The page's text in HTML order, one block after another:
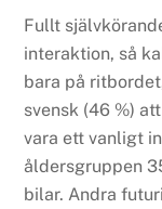
Fullt
interaktion, så
bara på
svensk (46 %)
vara ett vanligt
åldersgruppen
bilar. Andra